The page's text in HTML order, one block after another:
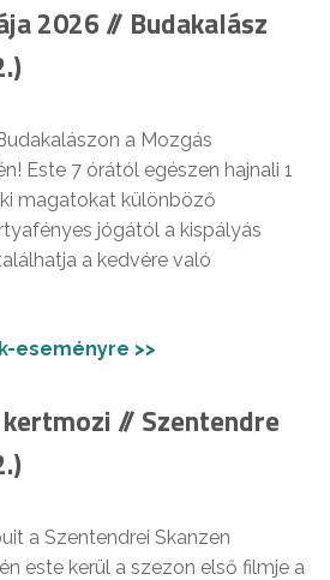
2026 // Budakalász
a Mozgás
Este 7 órától egészen hajnali 1
magatokat különböző
jógától a kispályás
a kedvére való
eseményre >>
// Szentendre
a Szentendrei Skanzen
este kerül a szezon első filmje a